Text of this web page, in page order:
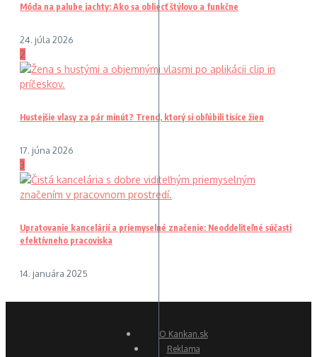
Móda na palube jachty: Ako sa obliecť štýlovo a funkčne
24. júla 2026
2
Hustejšie vlasy za pár minút? Trend, ktorý si obľúbili tisíce žien
17. júna 2026
3
Upratovanie kancelárií a priemyselné značenie: Neoddeliteľné súčasti
efektívneho pracoviska
14. januára 2025
O Kankan.sk
Reklama